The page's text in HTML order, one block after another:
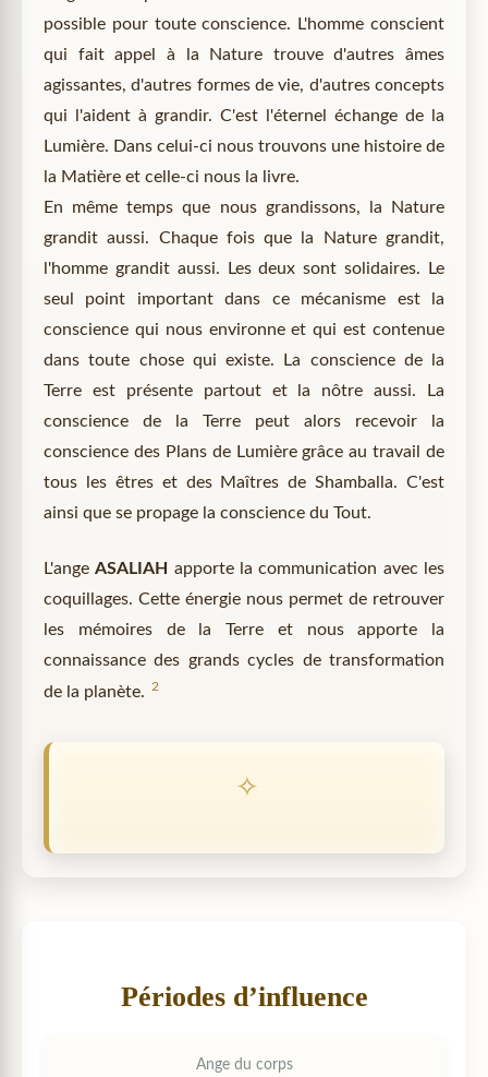
possible pour toute conscience. L'homme conscient
qui fait appel à la Nature trouve d'autres âmes
agissantes, d'autres formes de vie, d'autres concepts
qui l'aident à grandir. C'est l'éternel échange de la
Lumière. Dans celui-ci nous trouvons une histoire de
la Matière et celle-ci nous la livre.
En même temps que nous grandissons, la Nature
grandit aussi. Chaque fois que la Nature grandit,
l'homme grandit aussi. Les deux sont solidaires. Le
seul point important dans ce mécanisme est la
conscience qui nous environne et qui est contenue
dans toute chose qui existe. La conscience de la
Terre est présente partout et la nôtre aussi. La
conscience de la Terre peut alors recevoir la
conscience des Plans de Lumière grâce au travail de
tous les êtres et des Maîtres de Shamballa. C'est
ainsi que se propage la conscience du Tout.
L'angeASALIAH apporte la communication avec les
coquillages. Cette énergie nous permet de retrouver
les mémoires de la Terre et nous apporte la
connaissance des grands cycles de transformation
de la planète.
2
Périodes d’influence
Ange du corps